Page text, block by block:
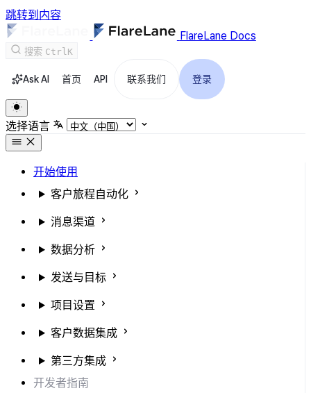
跳转到内容
FlareLane Docs
搜索 CtrlK
Ask AI 首页 API 联系我们 登录
选择语言
开始使用
客户旅程自动化
消息渠道
数据分析
发送与目标
项目设置
客户数据集成
第三方集成
开发者指南